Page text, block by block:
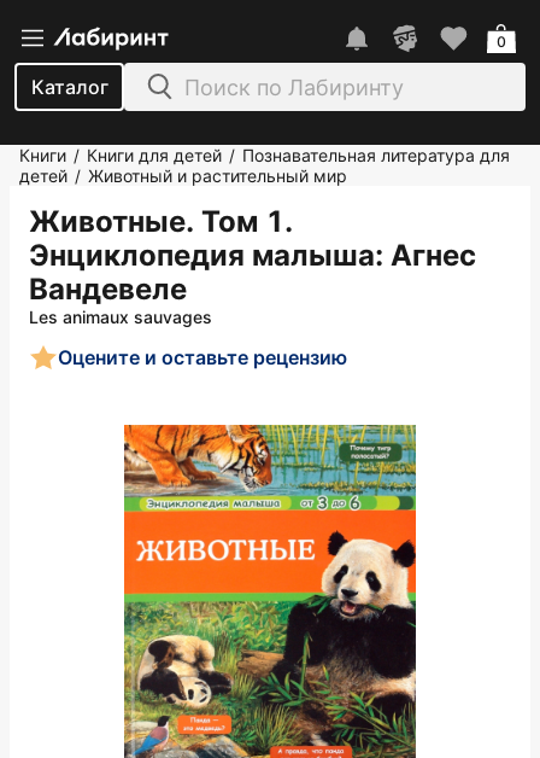
Каталог
0
Книги / Книги для детей / Познавательная литература для
детей / Животный и растительный мир
Животные. Том 1.
Энциклопедия малыша: Агнес
Вандевеле
Les animaux sauvages
Оцените и оставьте рецензию